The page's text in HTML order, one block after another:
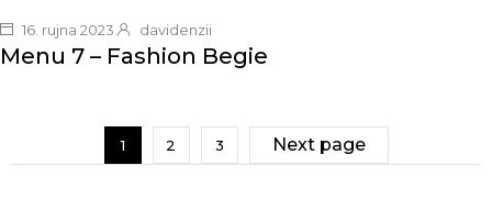
16. rujna 2023. davidenzii
Menu 7 – Fashion Begie
1 2 3 Next page